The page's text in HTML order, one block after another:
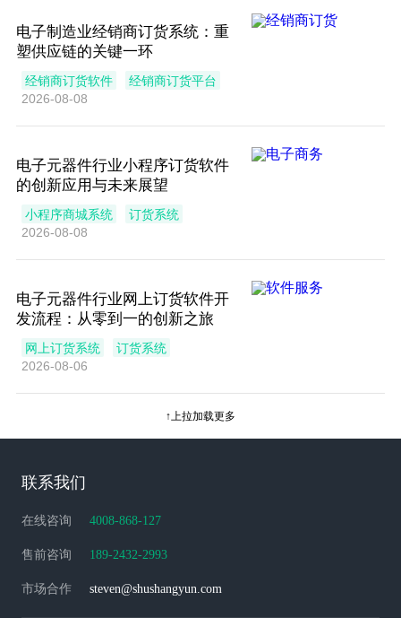
电子制造业经销商订货系统：重
塑供应链的关键一环
经销商订货软件
经销商订货平台
2026-08-08
电子元器件行业小程序订货软件
的创新应用与未来展望
小程序商城系统
订货系统
2026-08-08
电子元器件行业网上订货软件开
发流程：从零到一的创新之旅
网上订货系统
订货系统
2026-08-06
↑上拉加载更多
联系我们
在线咨询 4008-868-127
售前咨询 189-2432-2993
市场合作 steven@shushangyun.com